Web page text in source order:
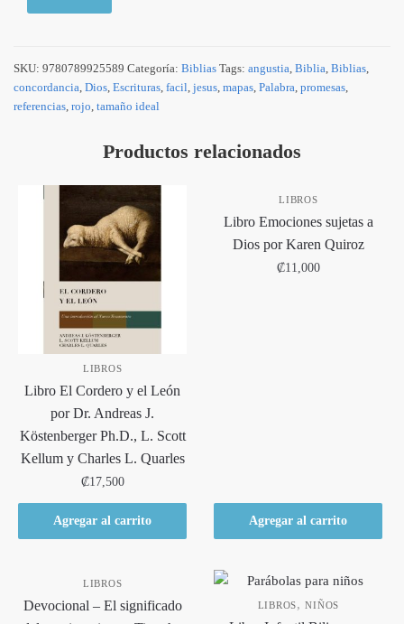
SKU: 9780789925589 Categoría: Biblias Tags: angustia, Biblia, Biblias,
concordancia, Dios, Escrituras, facil, jesus, mapas, Palabra, promesas,
referencias, rojo, tamaño ideal
Productos relacionados
LIBROS
Libro El Cordero y el León
por Dr. Andreas J.
Köstenberger Ph.D., L. Scott
Kellum y Charles L. Quarles
₡17,500
Agregar al carrito
LIBROS
Libro Emociones sujetas a
Dios por Karen Quiroz
₡11,000
Agregar al carrito
LIBROS
Devocional – El significado
LIBROS,NIÑOS